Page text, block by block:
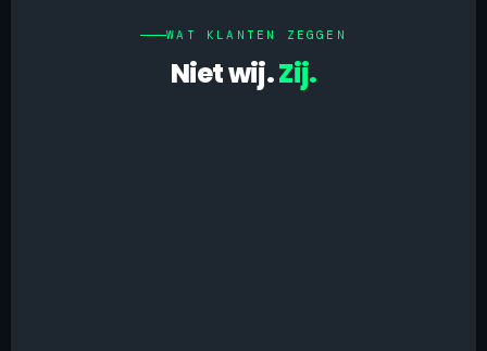
WAT KLANTEN ZEGGEN
Niet wij.Zij.